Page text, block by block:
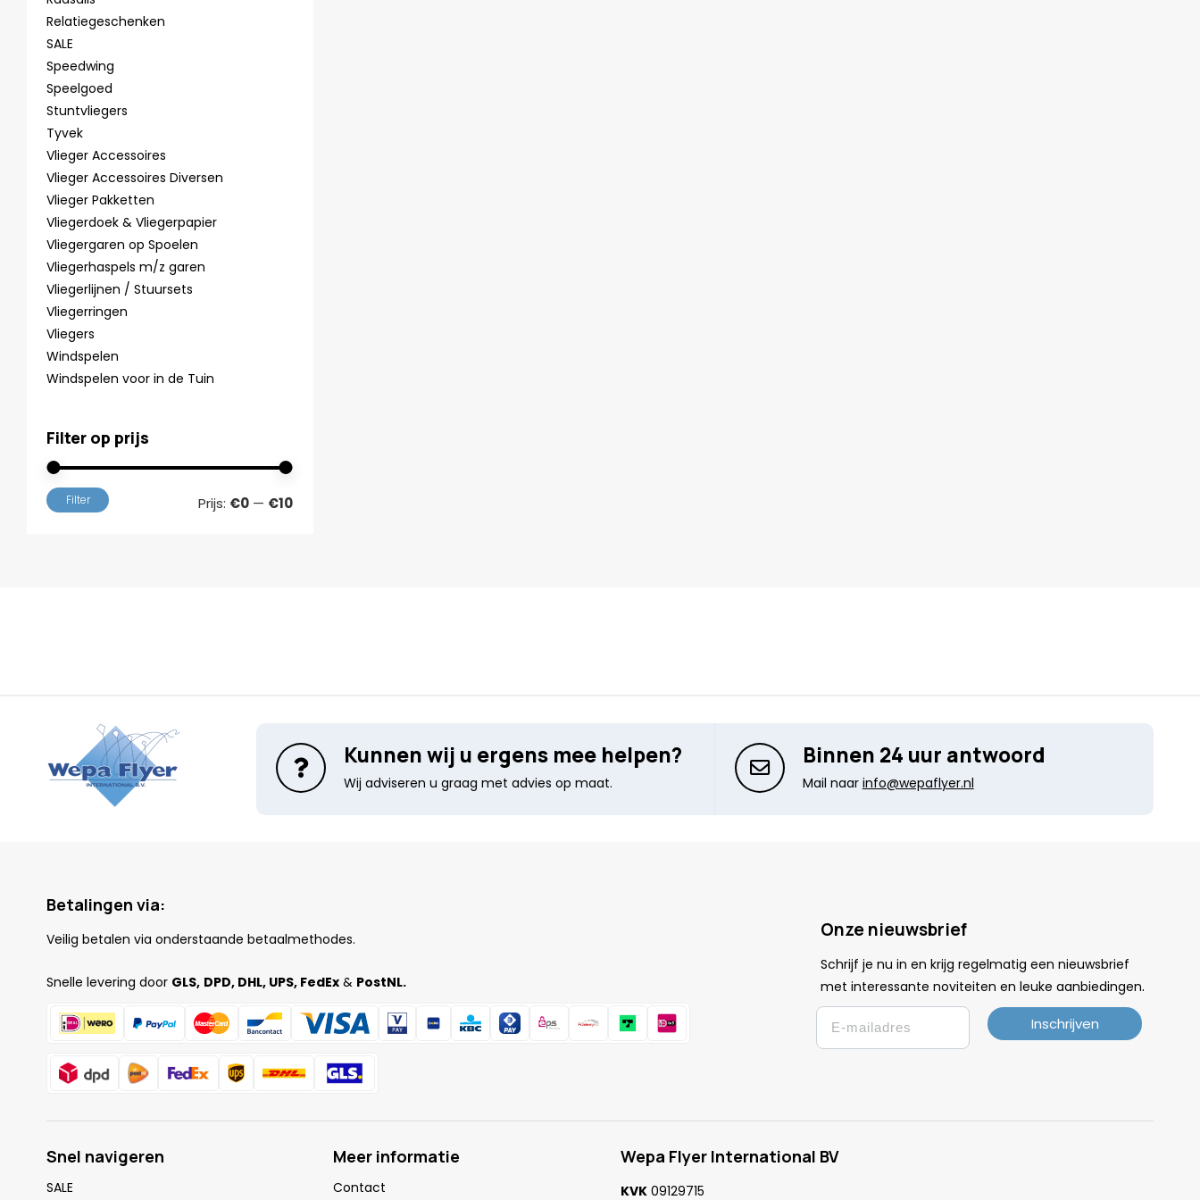
Relatiegeschenken
SALE
Speedwing
Speelgoed
Stuntvliegers
Tyvek
Vlieger Accessoires
Vlieger Accessoires Diversen
Vlieger Pakketten
Vliegerdoek & Vliegerpapier
Vliegergaren op Spoelen
Vliegerhaspels m/z garen
Vliegerlijnen / Stuursets
Vliegerringen
Vliegers
Windspelen
Windspelen voor in de Tuin
Filter op prijs
Min.
Max.
Filter Prijs: €0 — €10
Kunnen wij u ergens mee helpen?
Wij adviseren u graag met advies op maat.
Binnen 24 uur antwoord
Mail naar info@wepaflyer.nl
Betalingen via:
Veilig betalen via onderstaande betaalmethodes.
Snelle levering door GLS, DPD, DHL, UPS, FedEx & PostNL.
Onze nieuwsbrief
Schrijf je nu in en krijg regelmatig een nieuwsbrief
met interessante noviteiten en leuke aanbiedingen.
Email
Inschrijven
Snel navigeren
SALE
Meer informatie
Contact
Wepa Flyer International BV
KVK09129715